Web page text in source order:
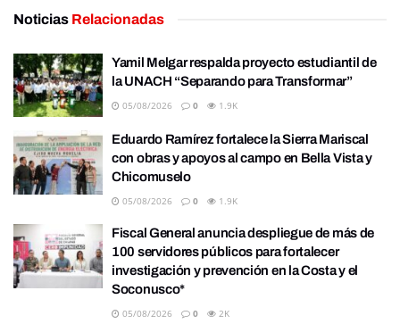
Noticias Relacionadas
Yamil Melgar respalda proyecto estudiantil de
la UNACH “Separando para Transformar”
05/08/2026 0 1.9K
Eduardo Ramírez fortalece la Sierra Mariscal
con obras y apoyos al campo en Bella Vista y
Chicomuselo
05/08/2026 0 1.9K
Fiscal General anuncia despliegue de más de
100 servidores públicos para fortalecer
investigación y prevención en la Costa y el
Soconusco*
05/08/2026 0 2K